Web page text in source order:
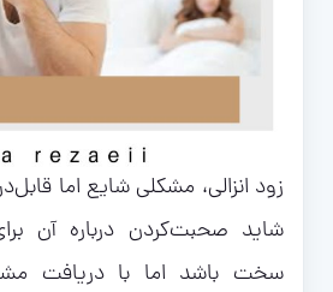
زود انزالی، مشکلی شایع اما
شاید صحبت‌کردن درباره آن
سخت باشد اما با دریافت